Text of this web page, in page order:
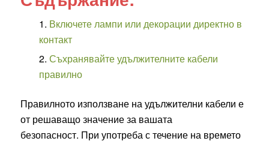
Включете лампи или декорации директно в
контакт
Съхранявайте удължителните кабели
правилно
Правилното използване на удължителни кабели е
от решаващо значение за вашата
безопасност. При употреба с течение на времето